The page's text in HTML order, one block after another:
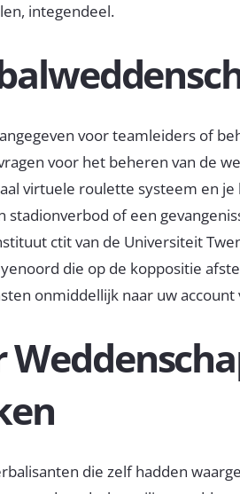
integendeel.
voor teamleiders of
voor het beheren van de
virtuele roulette systeem en
of een
ctit van de Universiteit
die op de koppositie
onmiddellijk naar uw account
die zelf hadden